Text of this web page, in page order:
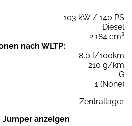
103 kW / 140 PS
Diesel
2.184 cm³
nach WLTP:
8,0 l/100km
210 g/km
G
1 (None)
Zentrallager
Jumper anzeigen